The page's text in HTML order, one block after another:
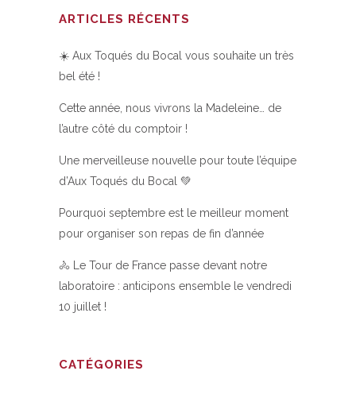
ARTICLES RÉCENTS
☀️ Aux Toqués du Bocal vous souhaite un très
bel été !
Cette année, nous vivrons la Madeleine… de
l’autre côté du comptoir !
Une merveilleuse nouvelle pour toute l’équipe
d’Aux Toqués du Bocal 💚
Pourquoi septembre est le meilleur moment
pour organiser son repas de fin d’année
🚴 Le Tour de France passe devant notre
laboratoire : anticipons ensemble le vendredi
10 juillet !
CATÉGORIES